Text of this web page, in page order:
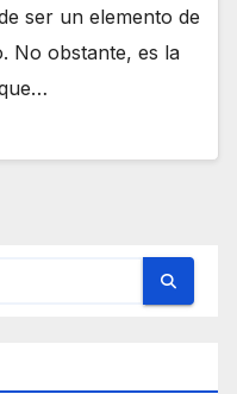
ser un elemento de
No obstante, es la